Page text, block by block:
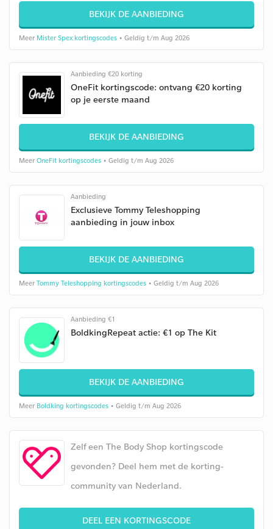
BEKIJK DE AANBIEDING
Meer Mister Spex kortingscodes • Geldig t/m Aug 2026
Aanbieding €20 korting
OneFit kortingscode: ontvang €20 korting
op je eerste maand
BEKIJK DE AANBIEDING
Meer OneFit kortingscodes • Geldig t/m Aug 2026
Aanbieding
Exclusieve Tommy Teleshopping
aanbieding in jouw inbox
BEKIJK DE AANBIEDING
Meer Tommy Teleshopping kortingscodes • Geldig t/m Aug 2026
Aanbieding €1
BoldkingRepeat actie: €1 op The Kit
BEKIJK DE AANBIEDING
Meer Boldking kortingscodes • Geldig t/m Aug 2026
Zelf een The Body Shop kortingscode
gevonden? Deel hem met de korting-
community van Nederland.
DEEL EEN KORTINGSCODE